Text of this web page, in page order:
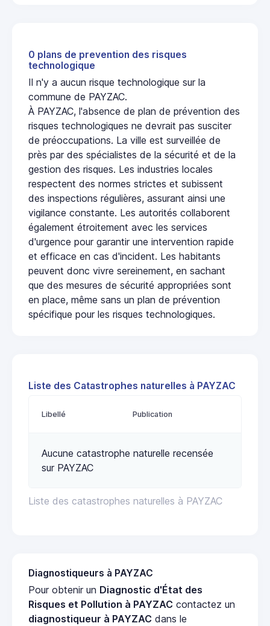
0 plans de prevention des risques
technologique
Il n'y a aucun risque technologique sur la
commune de PAYZAC.
À PAYZAC, l'absence de plan de prévention des
risques technologiques ne devrait pas susciter
de préoccupations. La ville est surveillée de
près par des spécialistes de la sécurité et de la
gestion des risques. Les industries locales
respectent des normes strictes et subissent
des inspections régulières, assurant ainsi une
vigilance constante. Les autorités collaborent
également étroitement avec les services
d'urgence pour garantir une intervention rapide
et efficace en cas d'incident. Les habitants
peuvent donc vivre sereinement, en sachant
que des mesures de sécurité appropriées sont
en place, même sans un plan de prévention
spécifique pour les risques technologiques.
Liste des Catastrophes naturelles à PAYZAC
Liste des catastrophes naturelles à PAYZAC
Libellé Publication
Aucune catastrophe naturelle recensée
sur PAYZAC
Diagnostiqueurs à PAYZAC
Pour obtenir un Diagnostic d'État des
Risques et Pollution à PAYZAC contactez un
diagnostiqueur à PAYZAC dans le